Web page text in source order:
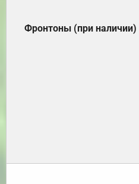
Фронтоны (при наличии)